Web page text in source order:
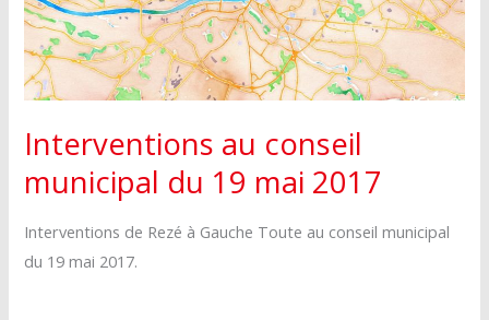
Interventions au conseil
municipal du 19 mai 2017
Interventions de Rezé à Gauche Toute au conseil municipal
du 19 mai 2017.